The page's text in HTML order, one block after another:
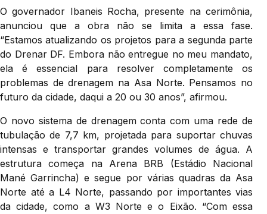
O governador Ibaneis Rocha, presente na cerimônia,
anunciou que a obra não se limita a essa fase.
“Estamos atualizando os projetos para a segunda parte
do Drenar DF. Embora não entregue no meu mandato,
ela é essencial para resolver completamente os
problemas de drenagem na Asa Norte. Pensamos no
futuro da cidade, daqui a 20 ou 30 anos”, afirmou.
O novo sistema de drenagem conta com uma rede de
tubulação de 7,7 km, projetada para suportar chuvas
intensas e transportar grandes volumes de água. A
estrutura começa na Arena BRB (Estádio Nacional
Mané Garrincha) e segue por várias quadras da Asa
Norte até a L4 Norte, passando por importantes vias
da cidade, como a W3 Norte e o Eixão. “Com essa